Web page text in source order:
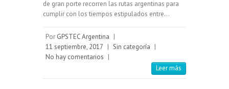
de gran porte recorren las rutas argentinas para
cumplir con los tiempos estipulados entre…
Por GPSTEC Argentina |
11 septiembre, 2017 | Sin categoría |
No hay comentarios |
Leer más